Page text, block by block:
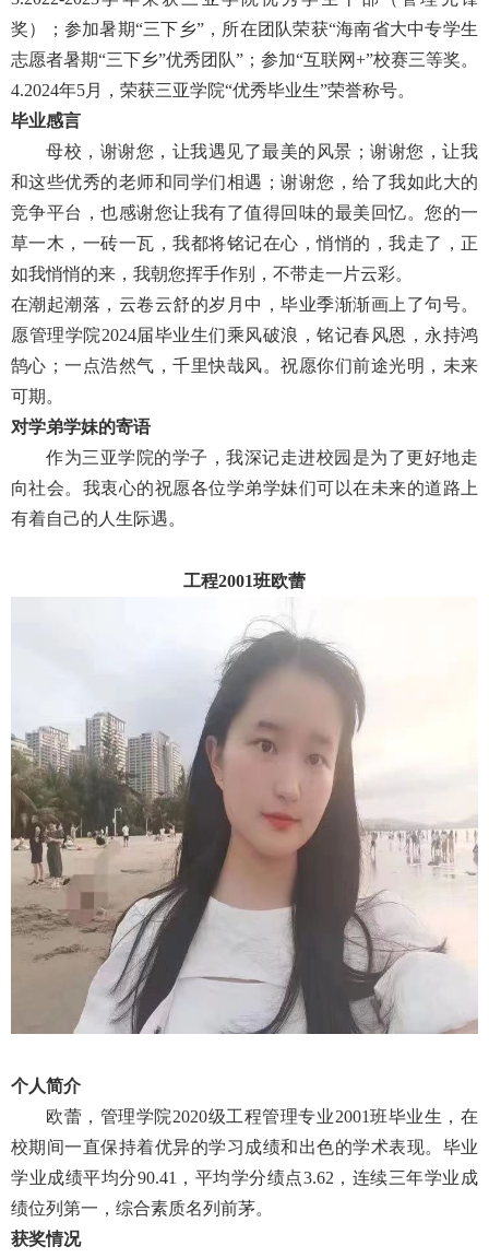
奖）；参加暑期“三下乡”，所在团队荣获“海南省大中专学生
志愿者暑期“三下乡”优秀团队”；参加“互联网+”校赛三等奖。
4.2024年5月，荣获三亚学院“优秀毕业生”荣誉称号。
毕业感言
母校，谢谢您，让我遇见了最美的风景；谢谢您，让我
和这些优秀的老师和同学们相遇；谢谢您，给了我如此大的
竞争平台，也感谢您让我有了值得回味的最美回忆。您的一
草一木，一砖一瓦，我都将铭记在心，悄悄的，我走了，正
如我悄悄的来，我朝您挥手作别，不带走一片云彩。
在潮起潮落，云卷云舒的岁月中，毕业季渐渐画上了句号。
愿管理学院2024届毕业生们乘风破浪，铭记春风恩，永持鸿
鹄心；一点浩然气，千里快哉风。祝愿你们前途光明，未来
可期。
对学弟学妹的寄语
作为三亚学院的学子，我深记走进校园是为了更好地走
向社会。我衷心的祝愿各位学弟学妹们可以在未来的道路上
有着自己的人生际遇。
工程2001班欧蕾
个人简介
欧蕾，管理学院2020级工程管理专业2001班毕业生，在
校期间一直保持着优异的学习成绩和出色的学术表现。毕业
学业成绩平均分90.41，平均学分绩点3.62，连续三年学业成
绩位列第一，综合素质名列前茅。
获奖情况